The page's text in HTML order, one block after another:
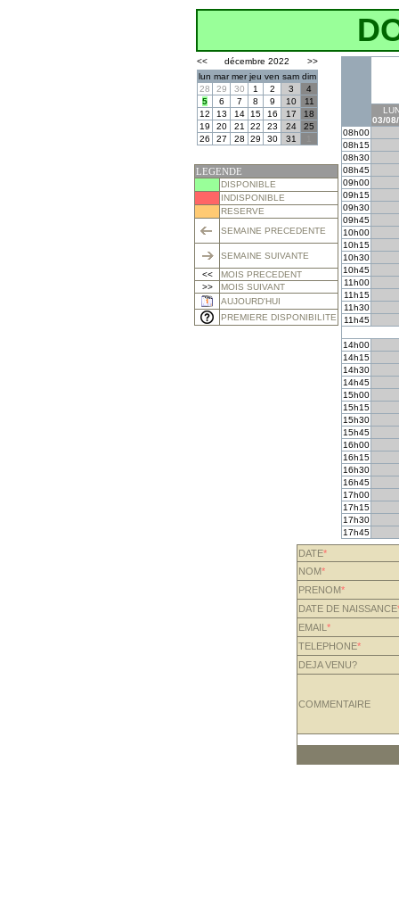
<< décembre 2022
>>
lun mar mer jeu ven sam dim
28
29 30 1 2 3
4
5
6 7 8 9 10
11
12
13 14 15 16 17
18
19
20 21 22 23 24
25
26
27 28 29 30 31
LEGENDE
DISPONIBLE
INDISPONIBLE
RESERVE
SEMAINE PRECEDENTE
SEMAINE SUIVANTE
<<
MOIS PRECEDENT
>>
MOIS SUIVANT
AUJOURD'HUI
PREMIERE DISPONIBILITE
03/
08h00
08h15
08h30
08h45
09h00
09h15
09h30
09h45
10h00
10h15
10h30
10h45
11h00
11h15
11h30
11h45
14h00
14h15
14h30
14h45
15h00
15h15
15h30
15h45
16h00
16h15
16h30
16h45
17h00
17h15
17h30
17h45
DATE*
NOM*
PRENOM*
DATE DE NAISSANCE
EMAIL *
TELEPHONE*
DEJA VENU?
COMMENTAIRE